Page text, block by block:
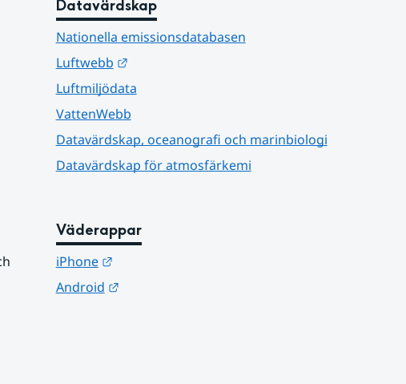
Datavärdskap
Nationella emissionsdatabasen
Luftwebb
Länk till annan webbplats.
Luftmiljödata
VattenWebb
Datavärdskap, oceanografi och marinbiologi
Datavärdskap för atmosfärkemi
Väderappar
iPhone
Länk till annan webbplats.
Android
Länk till annan webbplats.